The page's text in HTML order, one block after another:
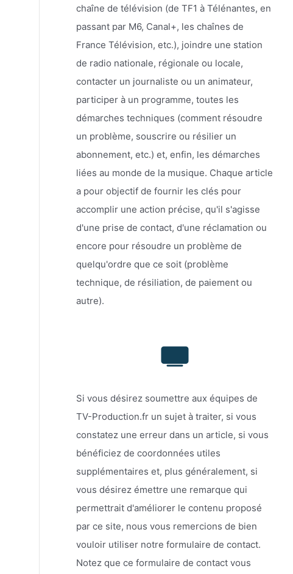
chaîne de télévision (de TF1 à Télénantes, en
passant par M6, Canal+, les chaînes de
France Télévision, etc.), joindre une station
de radio nationale, régionale ou locale,
contacter un journaliste ou un animateur,
participer à un programme, toutes les
démarches techniques (comment résoudre
un problème, souscrire ou résilier un
abonnement, etc.) et, enfin, les démarches
liées au monde de la musique. Chaque article
a pour objectif de fournir les clés pour
accomplir une action précise, qu'il s'agisse
d'une prise de contact, d'une réclamation ou
encore pour résoudre un problème de
quelqu'ordre que ce soit (problème
technique, de résiliation, de paiement ou
autre).
Si vous désirez soumettre aux équipes de
TV-Production.fr un sujet à traiter, si vous
constatez une erreur dans un article, si vous
bénéficiez de coordonnées utiles
supplémentaires et, plus généralement, si
vous désirez émettre une remarque qui
permettrait d'améliorer le contenu proposé
par ce site, nous vous remercions de bien
vouloir utiliser notre formulaire de contact.
Notez que ce formulaire de contact vous